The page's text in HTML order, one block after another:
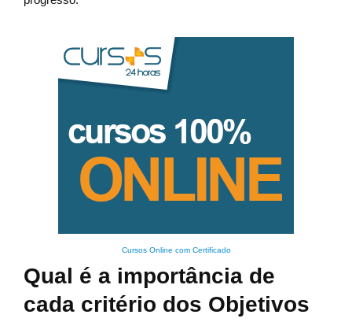
Cursos Online com Certificado
Qual é a importância de
cada critério dos Objetivos